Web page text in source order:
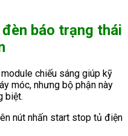
báo trạng thái
chiếu sáng giúp kỹ
móc, nhưng bộ phận này
biệt.